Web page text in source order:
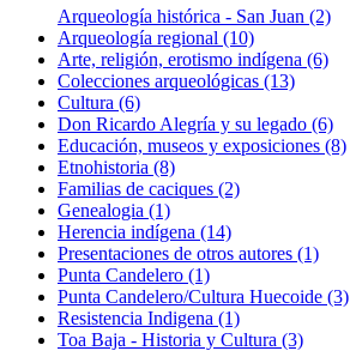
Arqueología histórica - San Juan (2)
Arqueología regional (10)
Arte, religión, erotismo indígena (6)
Colecciones arqueológicas (13)
Cultura (6)
Don Ricardo Alegría y su legado (6)
Educación, museos y exposiciones (8)
Etnohistoria (8)
Familias de caciques (2)
Genealogia (1)
Herencia indígena (14)
Presentaciones de otros autores (1)
Punta Candelero (1)
Punta Candelero/Cultura Huecoide (3)
Resistencia Indigena (1)
Toa Baja - Historia y Cultura (3)